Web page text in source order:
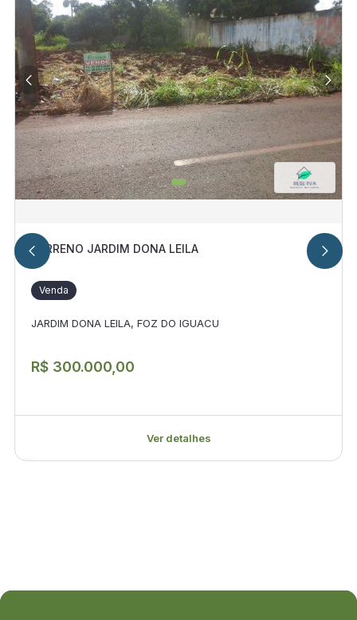
TERRENO JARDIM DONA LEILA
Venda
JARDIM DONA LEILA, FOZ DO IGUACU
R$ 300.000,00
Ver detalhes